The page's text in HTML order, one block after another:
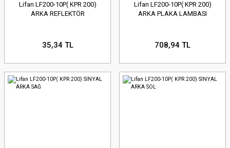
Lifan LF200-10P( KPR 200)
ARKA REFLEKTÖR
35,34 TL
Lifan LF200-10P( KPR 200)
ARKA PLAKA LAMBASI
708,94 TL